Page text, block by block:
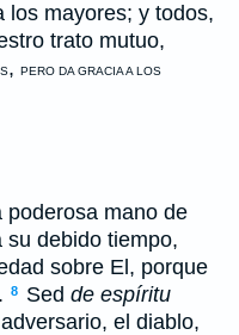
los mayores; y todos,
trato mutuo,
, PERO DA GRACIA A LOS
poderosa mano de
su debido tiempo,
sobre El, porque
8 Sed de espíritu
el diablo,